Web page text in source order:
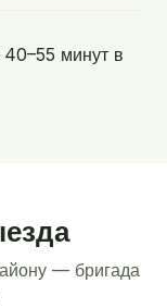
40–55 минут в
— бригада